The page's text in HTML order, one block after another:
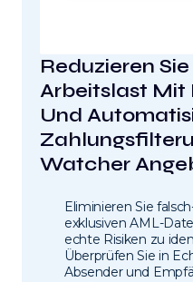
Reduzieren
Arbeitslast Mit
Und
Watcher
Eliminieren Sie
exklusiven AML-
echte Risiken zu
Überprüfen Sie in
Absender und